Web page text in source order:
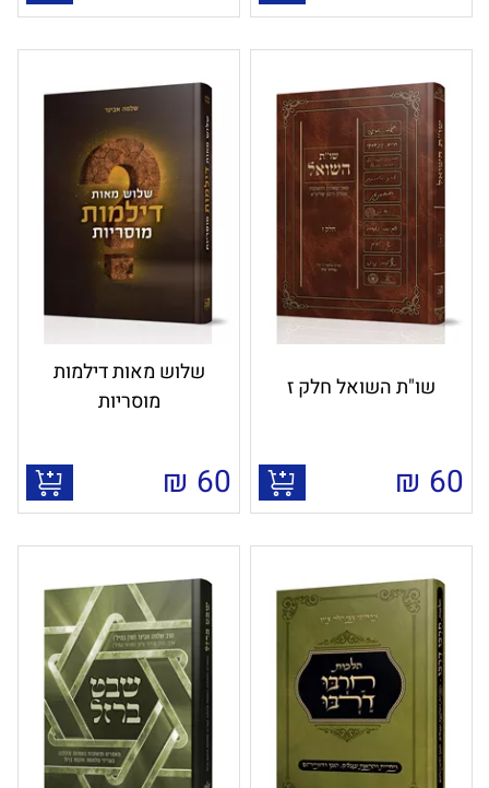
שו"ת השואל חלק ז
60
₪
שלוש מאות דילמות
מוסריות
60
₪